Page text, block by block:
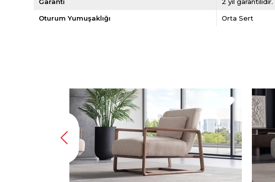
Oturum Yumuşaklığı Orta Sert